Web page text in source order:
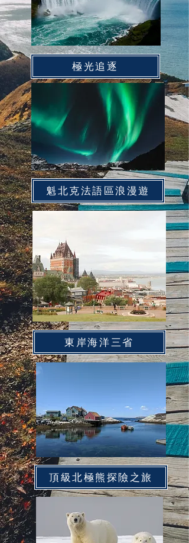
極光追逐
魁北克法語區浪漫遊
東岸海洋三省
頂級北極熊探險之旅